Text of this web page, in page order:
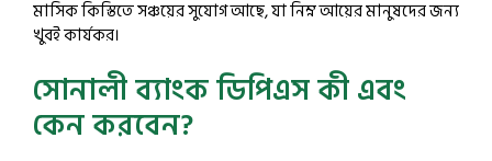
মাসিক কিস্তিতে সঞ্চয়ের সুযোগ আছে, যা নিম্ন আয়ের মানুষদের জন্য
খুবই কার্যকর।
সোনালী ব্যাংক ডিপিএস কী এবং
কেন করবেন?